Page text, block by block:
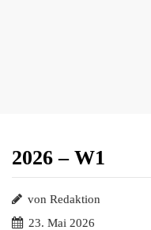
2026 – W1
von Redaktion
23. Mai 2026